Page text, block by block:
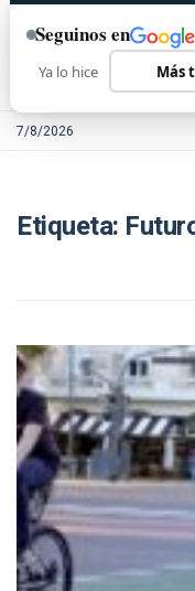
7/8/2026
Etiqueta:
Seguinos en
Ya lo hice Más